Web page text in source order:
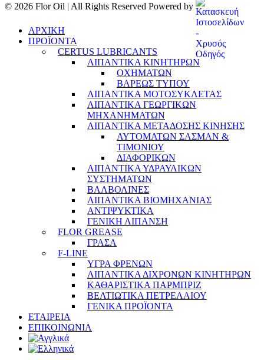
© 2026 Flor Oil | All Rights Reserved Powered by
ΑΡΧΙΚΗ
ΠΡΟΪΟΝΤΑ
CERTUS LUBRICANTS
ΛΙΠΑΝΤΙΚΑ ΚΙΝΗΤΗΡΩΝ
ΟΧΗΜΑΤΩΝ
ΒΑΡΕΩΣ ΤΥΠΟΥ
ΛΙΠΑΝΤΙΚΑ ΜΟΤΟΣΥΚΛΕΤΑΣ
ΛΙΠΑΝΤΙΚΑ ΓΕΩΡΓΙΚΩΝ
ΜΗΧΑΝΗΜΑΤΩΝ
ΛΙΠΑΝΤΙΚΑ ΜΕΤΑΔΟΣΗΣ ΚΙΝΗΣΗΣ
ΑΥΤΟΜΑΤΩΝ ΣΑΣΜΑΝ &
ΤΙΜΟΝΙΟΥ
ΔΙΑΦΟΡΙΚΩΝ
ΛΙΠΑΝΤΙΚΑ ΥΔΡΑΥΛΙΚΩΝ
ΣΥΣΤΗΜΑΤΩΝ
ΒΑΛΒΟΛΙΝΕΣ
ΛΙΠΑΝΤΙΚΑ ΒΙΟΜΗΧΑΝΙΑΣ
ΑΝΤΙΨΥΚΤΙΚΑ
ΓΕΝΙΚΗ ΛΙΠΑΝΣΗ
FLOR GREASE
ΓΡΑΣΑ
F-LINE
ΥΓΡΑ ΦΡΕΝΩΝ
ΛΙΠΑΝΤΙΚΑ ΔΙΧΡΟΝΩΝ ΚΙΝΗΤΗΡΩΝ
ΚΑΘΑΡΙΣΤΙΚΑ ΠΑΡΜΠΡΙΖ
ΒΕΛΤΙΩΤΙΚΑ ΠΕΤΡΕΛΑΙΟΥ
ΓΕΝΙΚΑ ΠΡΟΪΟΝΤΑ
ΕΤΑΙΡΕΙΑ
ΕΠΙΚΟΙΝΩΝΙΑ